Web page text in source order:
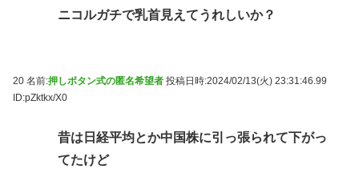
ニコルガチで乳首見えてうれしいか？
20 名前:押しボタン式の匿名希望者 投稿日時:2024/02/13(火) 23:31:46.99
ID:pZktkx/X0
昔は日経平均とか中国株に引っ張られて下がっ
てたけど